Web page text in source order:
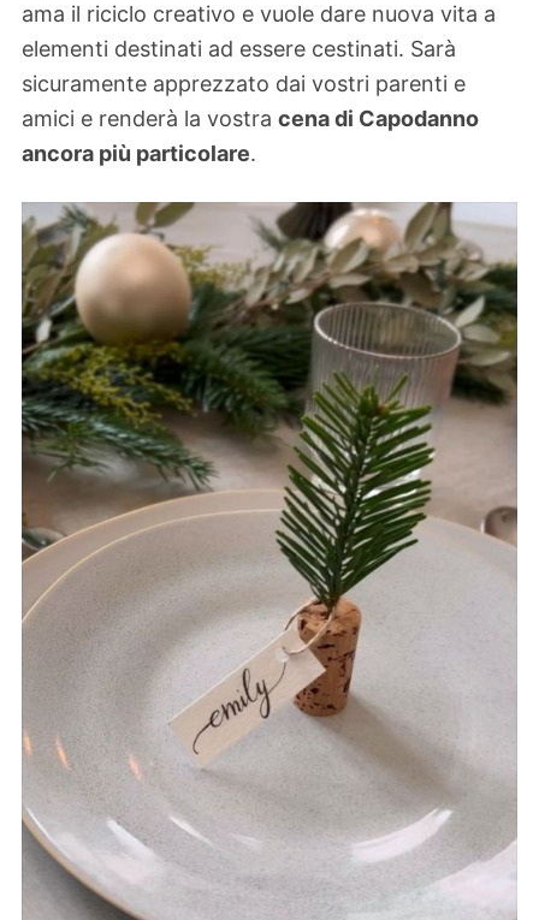
ama il riciclo creativo e vuole dare nuova vita a
elementi destinati ad essere cestinati. Sarà
sicuramente apprezzato dai vostri parenti e
amici e renderà la vostra cena di Capodanno
ancora più particolare.